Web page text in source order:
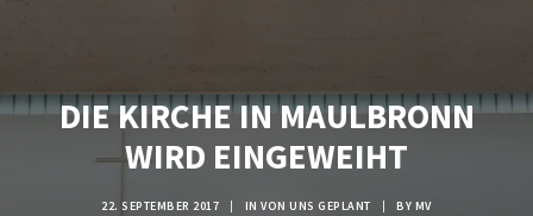
SEARCH
DIE KIRCHE IN MAULBRONN
WIRD EINGEWEIHT
22. SEPTEMBER 2017 | INVON UNS GEPLANT | BY MV